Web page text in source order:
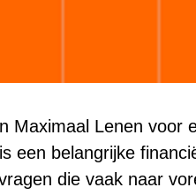
Maximaal Lenen voor
een belangrijke
die vaak naar